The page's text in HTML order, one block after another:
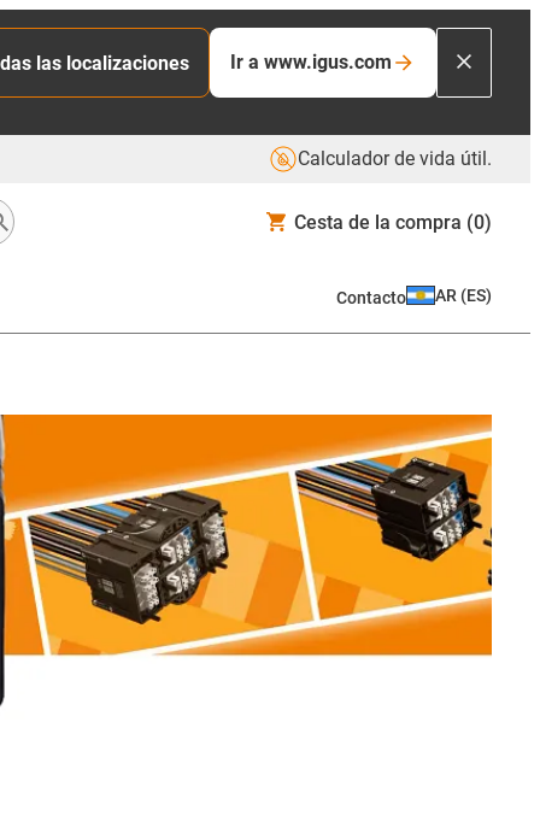
las localizaciones Ir a www.igus.com
Calculador de vida útil.
Cesta de la compra (0)
Contacto AR (ES)